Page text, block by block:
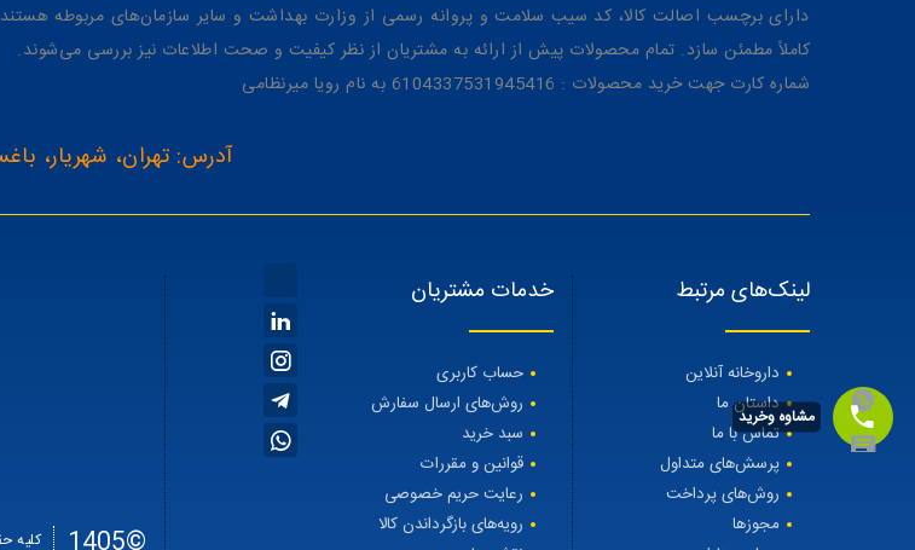
دارای برچسب اصالت کالا، کد سیب سلامت و پروانه رسمی از وزارت بهداشت و سایر سازمان‌های مربوطه
کاملاً مطمئن سازد. تمام محصولات پیش از ارائه به مشتریان از نظر کیفیت و صحت اطلاعات نیز بررسی می‌شوند.
شماره کارت جهت خرید محصولات : 6104337531945416 به نام رویا میرنظامی
آدرس: تهران، شهریار،
لینک‌های مرتبط
داروخانه آنلاین
داستان ما
تماس با ما
پرسش‌های متداول
روش‌های پرداخت
مجوزها
خدمات مشتریان
حساب کاربری
روش‌های ارسال سفارش
سبد خرید
قوانین و مقررات
رعایت حریم خصوصی
رویه‌های بازگرداندن کالا
کلیه
مشاوه وخرید